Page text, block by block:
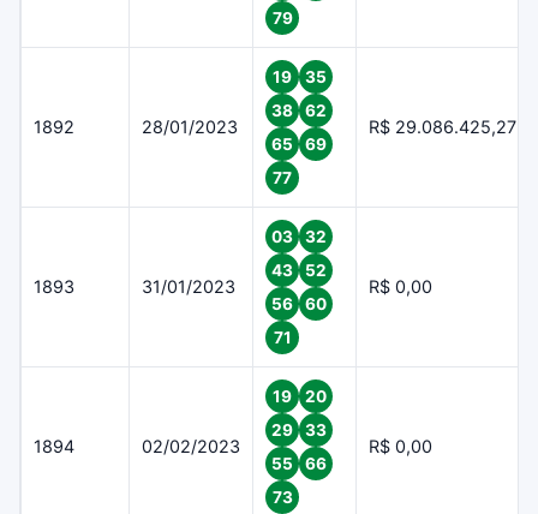
79
1892 28/01/2023
19
35
38
62
65
69
77
R$ 29.086.425,27
1893 31/01/2023
03
32
43
52
56
60
71
R$ 0,00
1894 02/02/2023
19
20
29
33
55
66
73
R$ 0,00